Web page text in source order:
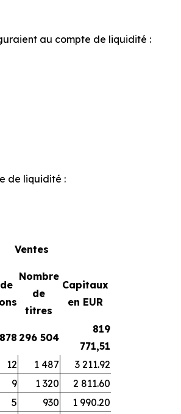
au compte de liquidité :
de liquidité :
Ventes
Nombre
de
titres
Capitaux
en EUR
296 504
819
771,51
12 1 487
3 211.92
9 1 320
2 811.60
5 930
1 990.20